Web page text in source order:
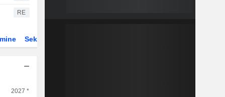
RE
Sektor
2027 *